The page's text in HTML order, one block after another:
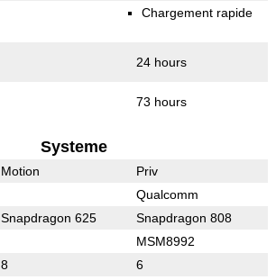
Chargement rapide
24 hours
73 hours
Systeme
Motion Priv
Qualcomm
Snapdragon 625 Snapdragon 808
MSM8992
8 6